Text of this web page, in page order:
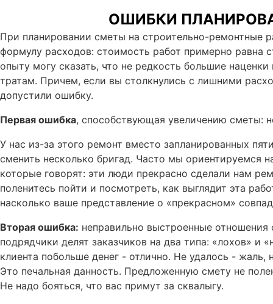
ОШИБКИ
При планировании сметы на строительно-ремонтные
формулу расходов: стоимость работ примерно равна
опыту могу сказать, что не редкость большие
тратам. Причем, если вы столкнулись с лишними
допустили ошибку.
Первая ошибка, способствующая увеличению сметы:
У нас из-за этого ремонт вместо запланированных
сменить несколько бригад. Часто мы ориентируемся
которые говорят: эти люди прекрасно сделали нам
поленитесь пойти и посмотреть, как выглядит эта
насколько ваше представление о «прекрасном»
Вторая ошибка: неправильно выстроенные
подрядчики делят заказчиков на два типа: «лохов» и
клиента побольше денег - отлично. Не удалось -
Это печальная данность. Предложенную смету не
Не надо бояться, что вас примут за сквалыгу.